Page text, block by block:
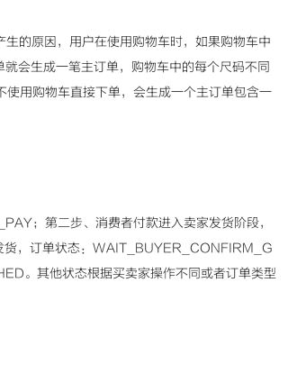
的原因，用户在使用购物车时，如果购物车中
会生成一笔主订单，购物车中的每个尺码不同
用购物车直接下单，会生成一个主订单包含一
；第二步、消费者付款进入卖家发货阶段，
，订单状态：WAIT_BUYER_CONFIRM_G
。其他状态根据买卖家操作不同或者订单类型